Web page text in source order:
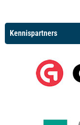
Kennispartners